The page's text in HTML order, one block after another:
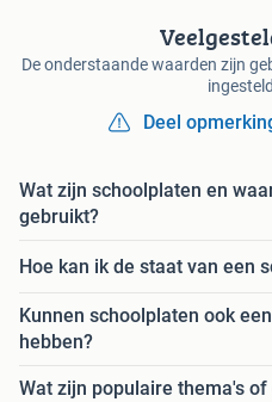
De onderstaande waarden zijn
Deel
Wat zijn schoolplaten en
gebruikt?
Hoe kan ik de staat van een
Kunnen schoolplaten ook
hebben?
Wat zijn populaire thema's